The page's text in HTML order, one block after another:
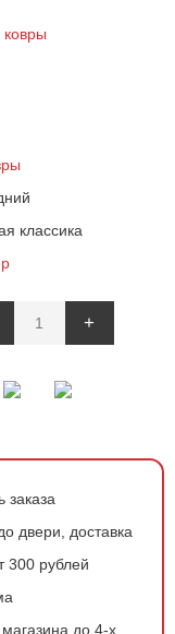
ковры
классика
+
заказа
двери, доставка
300 рублей
до 4-х